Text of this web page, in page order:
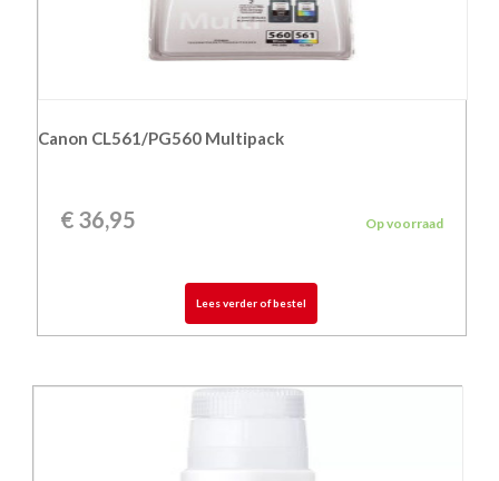
Canon CL561/PG560 Multipack
€36,95 Op voorraad
Lees verder of bestel